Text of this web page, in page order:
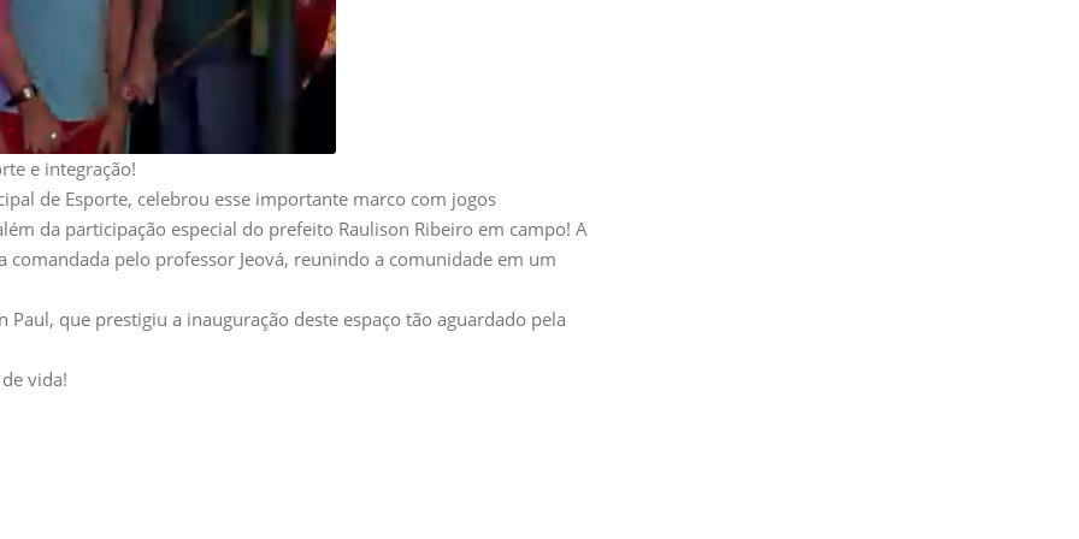
e integração!
de Esporte, celebrou esse importante marco com jogos
da participação especial do prefeito Raulison Ribeiro em campo! A
pelo professor Jeová, reunindo a comunidade em um
que prestigiu a inauguração deste espaço tão aguardado pela
vida!